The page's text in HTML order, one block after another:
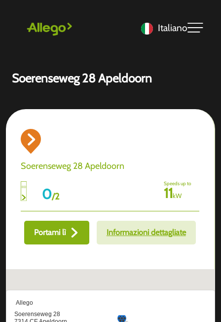
Italiano
Soerenseweg 28 Apeldoorn
Soerenseweg 28 Apeldoorn
0/2
Speeds up to
11kW
Portami lì Informazioni dettagliate